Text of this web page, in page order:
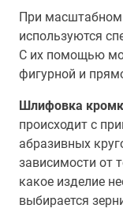
При масштабном
используются
С их помощью
фигурной и
Шлифовка
происходит с
абразивных
зависимости от
какое изделие
выбирается